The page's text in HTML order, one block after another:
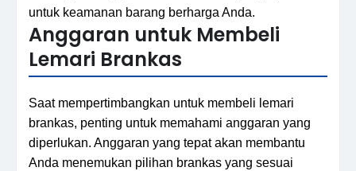
untuk keamanan barang berharga Anda.
Anggaran untuk Membeli
Lemari Brankas
Saat mempertimbangkan untuk membeli lemari
brankas, penting untuk memahami anggaran yang
diperlukan. Anggaran yang tepat akan membantu
Anda menemukan pilihan brankas yang sesuai